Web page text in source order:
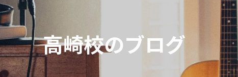
高崎校のブログ